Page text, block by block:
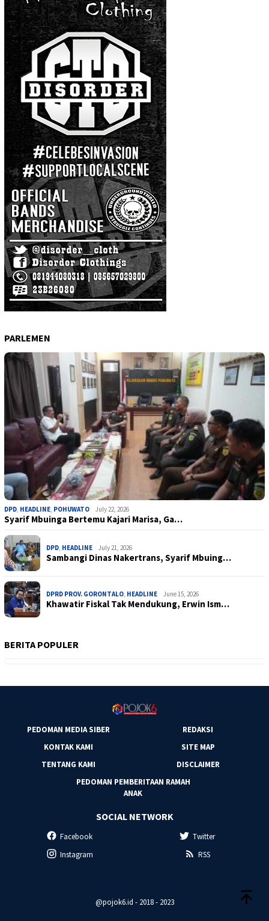
PARLEMEN
DPD, HEADLINE, POHUWATO July 22, 2026
Syarif Mbuinga Bertemu Kajari Marisa, Ga…
DPD, HEADLINE July 21, 2026
Sambangi Dinas Nakertrans, Syarif Mbuing…
DPRD PROV. GORONTALO, HEADLINE June 15, 2026
Khawatir Fiskal Tak Mendukung, Erwin Ism…
BERITA POPULER
PEDOMAN MEDIA SIBER
REDAKSI
KONTAK KAMI
SITE MAP
TENTANG KAMI
DISCLAIMER
PEDOMAN PEMBERITAAN RAMAH
ANAK
SOCIAL NETWORK
Facebook
Twitter
Instagram
RSS
@pojok6.id - 2018 - 2023